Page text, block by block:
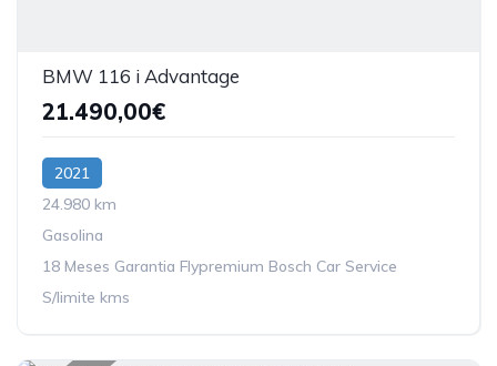
BMW 116 i Advantage
21.490,00€
2021
24.980 km
Gasolina
18 Meses Garantia Flypremium Bosch Car Service
S/limite kms